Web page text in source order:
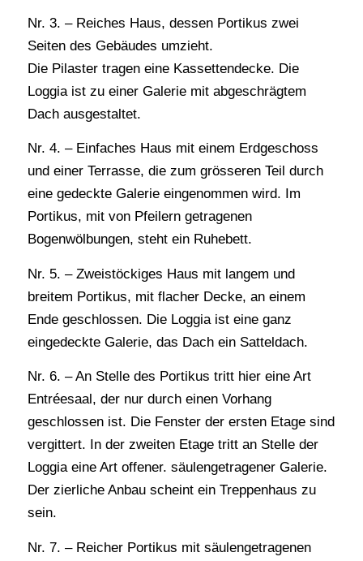
Nr. 3. – Reiches Haus, dessen Portikus zwei
Seiten des Gebäudes umzieht.
Die Pilaster tragen eine Kassettendecke. Die
Loggia ist zu einer Galerie mit abgeschrägtem
Dach ausgestaltet.
Nr. 4. – Einfaches Haus mit einem Erdgeschoss
und einer Terrasse, die zum grösseren Teil durch
eine gedeckte Galerie eingenommen wird. Im
Portikus, mit von Pfeilern getragenen
Bogenwölbungen, steht ein Ruhebett.
Nr. 5. – Zweistöckiges Haus mit langem und
breitem Portikus, mit flacher Decke, an einem
Ende geschlossen. Die Loggia ist eine ganz
eingedeckte Galerie, das Dach ein Satteldach.
Nr. 6. – An Stelle des Portikus tritt hier eine Art
Entréesaal, der nur durch einen Vorhang
geschlossen ist. Die Fenster der ersten Etage sind
vergittert. In der zweiten Etage tritt an Stelle der
Loggia eine Art offener. säulengetragener Galerie.
Der zierliche Anbau scheint ein Treppenhaus zu
sein.
Nr. 7. – Reicher Portikus mit säulengetragenen